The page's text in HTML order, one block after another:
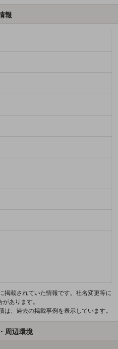
報
載されていた情報です。社名変更等に
があります。
、過去の掲載事例を表示しています。
周辺環境